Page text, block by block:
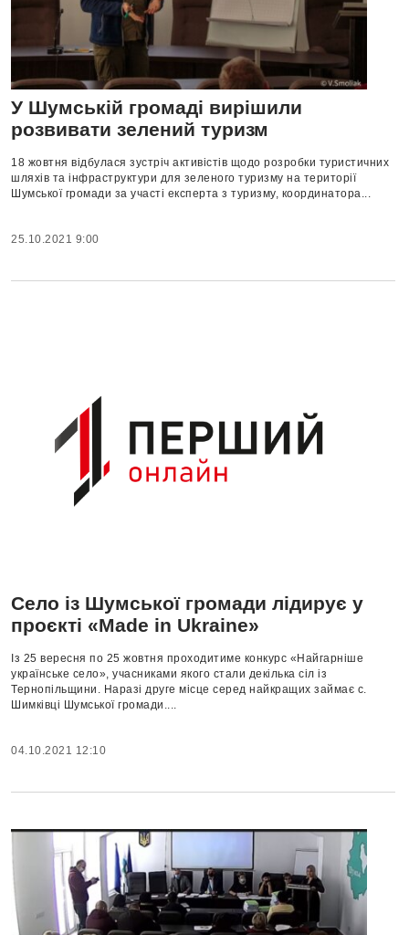
У Шумській громаді вирішили
розвивати зелений туризм
18 жовтня відбулася зустріч активістів щодо розробки туристичних
шляхів та інфраструктури для зеленого туризму на території
Шумської громади за участі експерта з туризму, координатора...
25.10.2021 9:00
Село із Шумської громади лідирує у
проєкті «Made in Ukraine»
Із 25 вересня по 25 жовтня проходитиме конкурс «Найгарніше
українське село», учасниками якого стали декілька сіл із
Тернопільщини. Наразі друге місце серед найкращих займає с.
Шимківці Шумської громади....
04.10.2021 12:10